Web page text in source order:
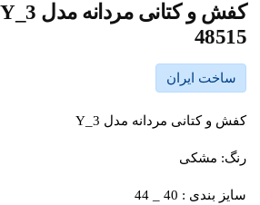
48515
ساخت ایران
کفش و کتانی مردانه مدل Y_3
رنگ: مشکی
سایز بندی : 40 _ 44